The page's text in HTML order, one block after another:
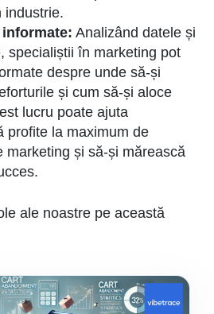
industrie.
Analizând datele și
specialiștii în marketing pot
despre unde să-și
și cum să-și aloce
lucru poate ajuta
profite la maximum de
marketing și să-și mărească
ale noastre pe această